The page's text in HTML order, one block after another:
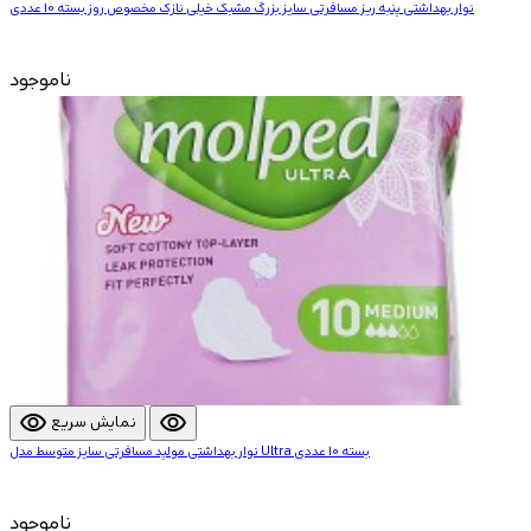
نوار بهداشتی پنبه ریز مسافرتی سایز بزرگ مشبک خیلی نازک مخصوص روز بسته 10 عددی
ناموجود
visibility نمایش سریع visibility
نوار بهداشتی مولپد مسافرتی سایز متوسط مدل Ultra بسته 10 عددی
ناموجود